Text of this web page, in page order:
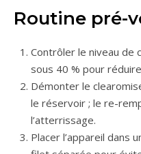
Routine pré-
Contrôler le niveau de
sous 40 % pour
Démonter le
le réservoir ; le re-
l’atterrissage.
Placer l’appareil dans